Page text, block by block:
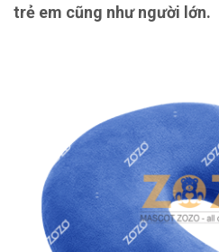
trẻ em cũng như người lớn.